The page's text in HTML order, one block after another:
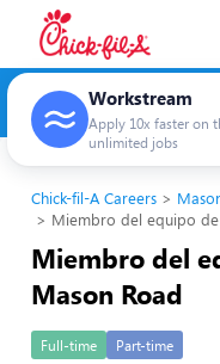
Workstream
Apply 10x faster on
unlimited jobs
Chick-fil-A Careers
Miembro del equipo
Miembro del
Mason Road
Full-time Part-time